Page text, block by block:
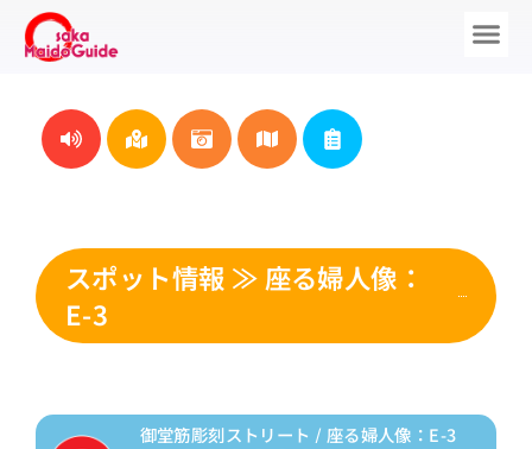
スポット情報 ≫ 座る婦人像：
E-3
御堂筋彫刻ストリート / 座る婦人像：E-3